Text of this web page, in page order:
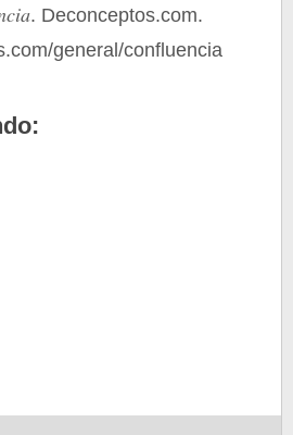
. Deconceptos.com.
general/confluencia